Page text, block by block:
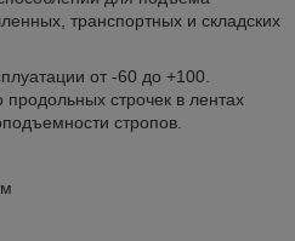
транспортных и складских
от -60 до +100.
строчек в лентах
стропов.